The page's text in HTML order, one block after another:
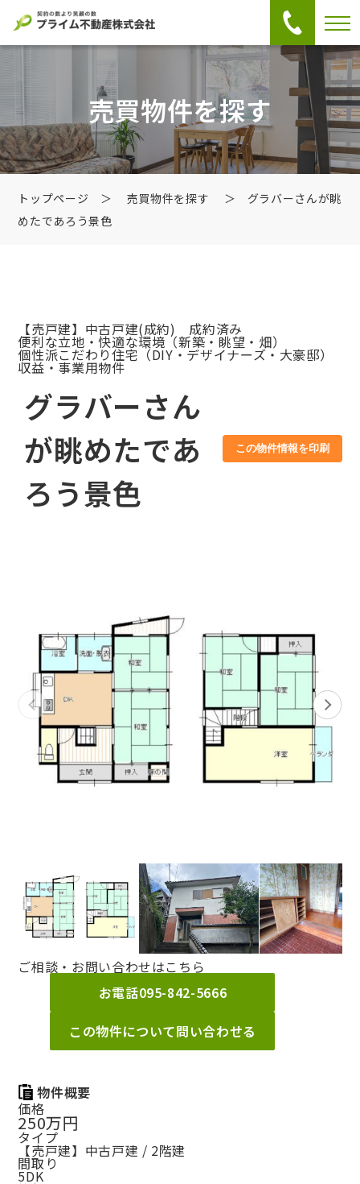
売買物件を探す
トップページ ＞ 売買物件を探す
＞ グラバーさんが眺
めたであろう景色
【売戸建】中古戸建(成約) 成約済み
便利な立地・快適な環境（新築・眺望・畑）
個性派こだわり住宅（DIY・デザイナーズ・大豪邸）
収益・事業用物件
グラバーさん
が眺めたであ
ろう景色
この物件情報を印刷
ご相談・お問い合わせはこちら
お電話095-842-5666
この物件について問い合わせる
物件概要
価格
250万円
タイプ
【売戸建】中古戸建 / 2階建
間取り
5DK